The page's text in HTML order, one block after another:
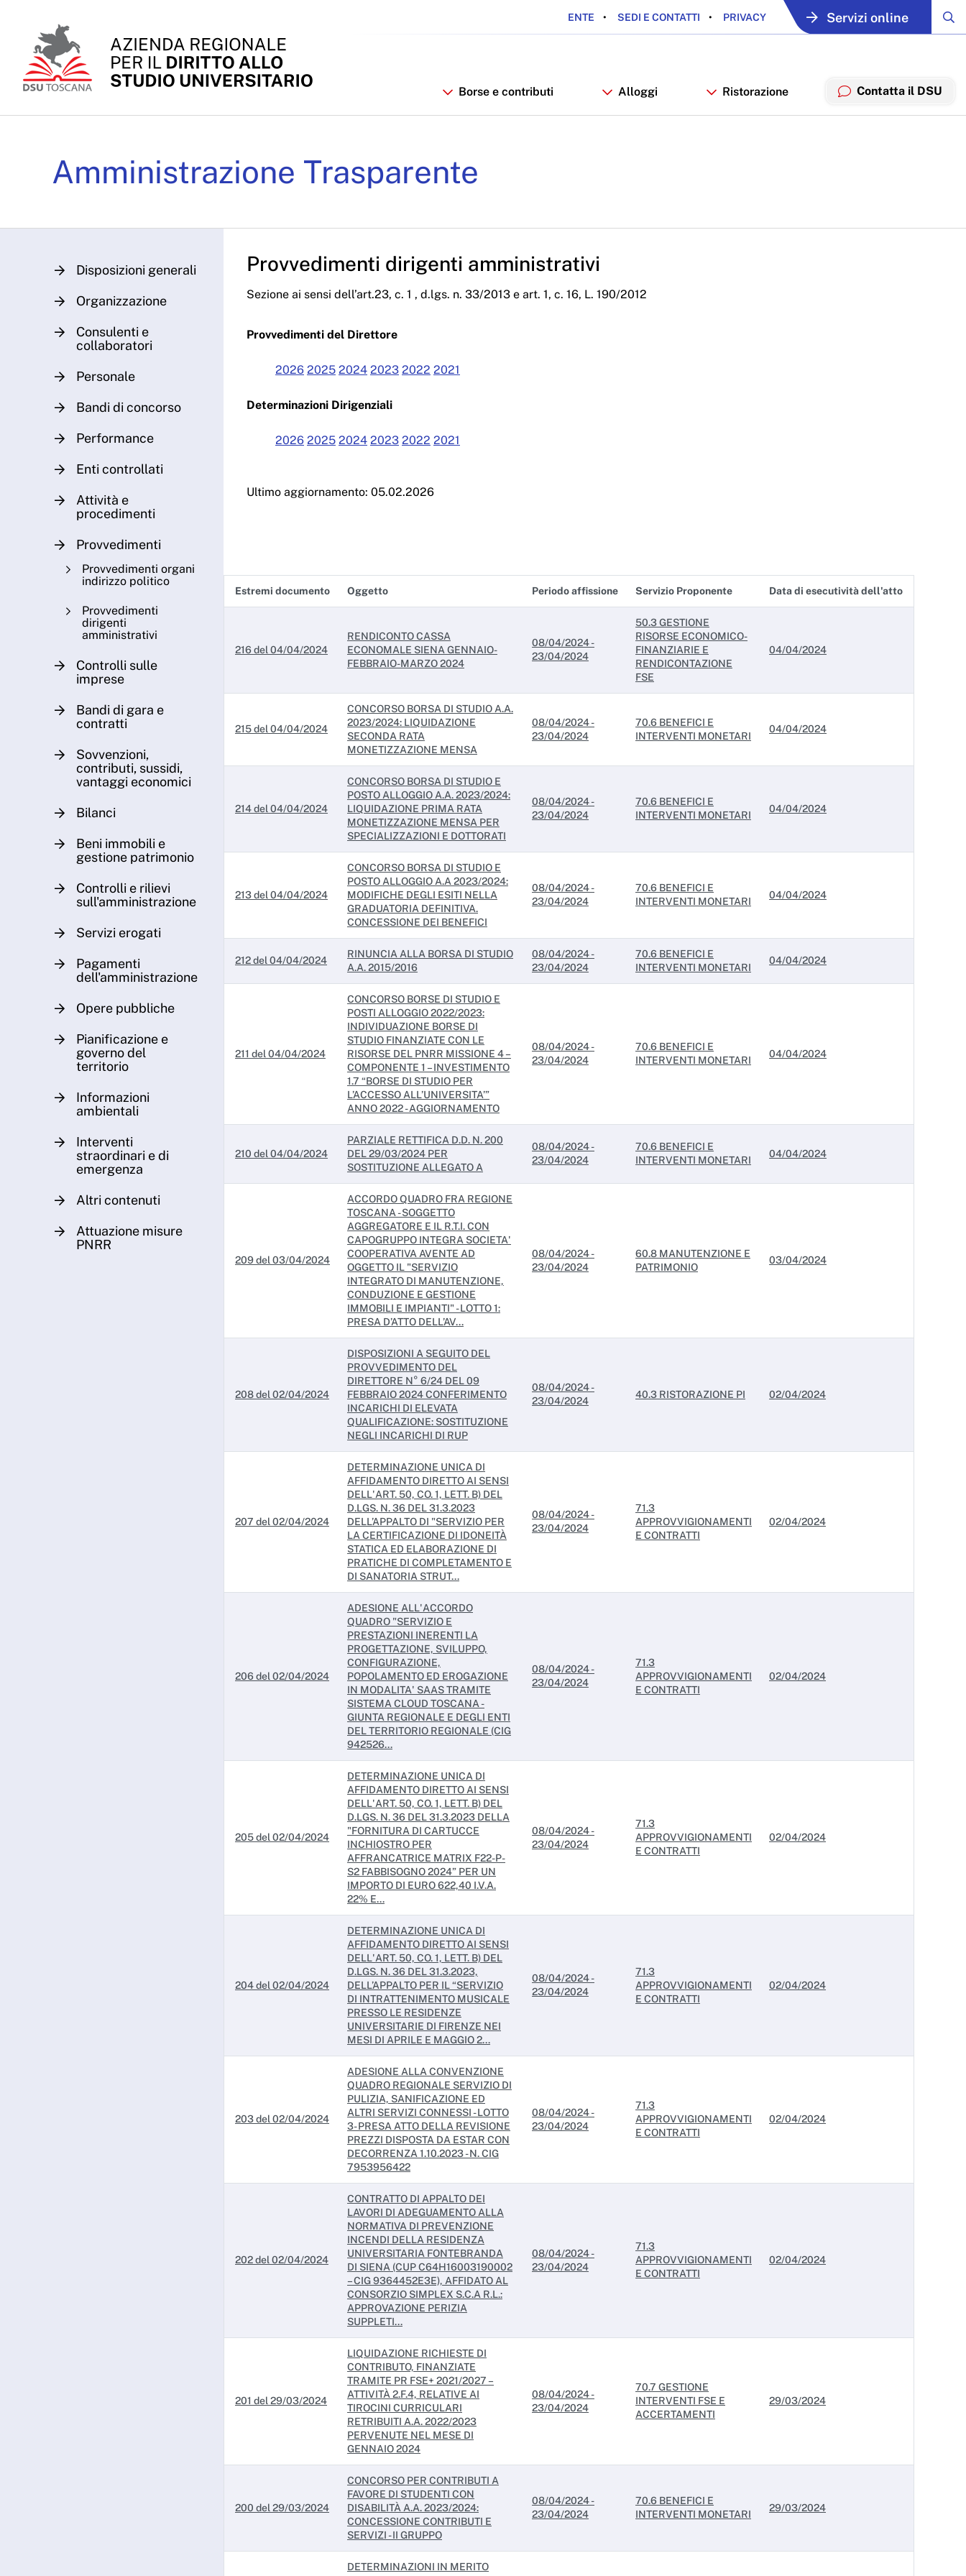
ENTE SEDI E CONTATTI PRIVACY Servizi online
Borse e contributi Alloggi Ristorazione Contatta il DSU
Amministrazione Trasparente
Disposizioni generali
Organizzazione
Consulenti e
collaboratori
Personale
Bandi di concorso
Performance
Enti controllati
Attività e
procedimenti
Provvedimenti
Provvedimenti organi
indirizzo politico
Provvedimenti
dirigenti
amministrativi
Controlli sulle
imprese
Bandi di gara e
contratti
Sovvenzioni,
contributi, sussidi,
vantaggi economici
Bilanci
Beni immobili e
gestione patrimonio
Controlli e rilievi
sull'amministrazione
Servizi erogati
Pagamenti
dell'amministrazione
Opere pubbliche
Pianificazione e
governo del
territorio
Informazioni
ambientali
Interventi
straordinari e di
emergenza
Altri contenuti
Attuazione misure
PNRR
Provvedimenti dirigenti amministrativi
Sezione ai sensi dell’art.23, c. 1 , d.lgs. n. 33/2013 e art. 1, c. 16, L. 190/2012
Provvedimenti del Direttore
2026 2025 2024 2023 2022 2021
Determinazioni Dirigenziali
2026 2025 2024 2023 2022 2021
Ultimo aggiornamento: 05.02.2026
Estremi documento Oggetto Periodo affissione Servizio Proponente Data di esecutività dell'atto
216 del 04/04/2024
RENDICONTO CASSA
ECONOMALE SIENA GENNAIO-
FEBBRAIO-MARZO 2024
08/04/2024 -
23/04/2024
50.3 GESTIONE
RISORSE ECONOMICO-
FINANZIARIE E
RENDICONTAZIONE
FSE
04/04/2024
215 del 04/04/2024
CONCORSO BORSA DI STUDIO A.A.
2023/2024: LIQUIDAZIONE
SECONDA RATA
MONETIZZAZIONE MENSA
08/04/2024 -
23/04/2024
70.6 BENEFICI E
INTERVENTI MONETARI
04/04/2024
214 del 04/04/2024
CONCORSO BORSA DI STUDIO E
POSTO ALLOGGIO A.A. 2023/2024:
LIQUIDAZIONE PRIMA RATA
MONETIZZAZIONE MENSA PER
SPECIALIZZAZIONI E DOTTORATI
08/04/2024 -
23/04/2024
70.6 BENEFICI E
INTERVENTI MONETARI
04/04/2024
213 del 04/04/2024
CONCORSO BORSA DI STUDIO E
POSTO ALLOGGIO A.A 2023/2024:
MODIFICHE DEGLI ESITI NELLA
GRADUATORIA DEFINITIVA.
CONCESSIONE DEI BENEFICI
08/04/2024 -
23/04/2024
70.6 BENEFICI E
INTERVENTI MONETARI
04/04/2024
212 del 04/04/2024
RINUNCIA ALLA BORSA DI STUDIO
A.A. 2015/2016
08/04/2024 -
23/04/2024
70.6 BENEFICI E
INTERVENTI MONETARI
04/04/2024
211 del 04/04/2024
CONCORSO BORSE DI STUDIO E
POSTI ALLOGGIO 2022/2023:
INDIVIDUAZIONE BORSE DI
STUDIO FINANZIATE CON LE
RISORSE DEL PNRR MISSIONE 4 –
COMPONENTE 1 – INVESTIMENTO
1.7 “BORSE DI STUDIO PER
L’ACCESSO ALL’UNIVERSITA’”
ANNO 2022 - AGGIORNAMENTO
08/04/2024 -
23/04/2024
70.6 BENEFICI E
INTERVENTI MONETARI
04/04/2024
210 del 04/04/2024
PARZIALE RETTIFICA D.D. N. 200
DEL 29/03/2024 PER
SOSTITUZIONE ALLEGATO A
08/04/2024 -
23/04/2024
70.6 BENEFICI E
INTERVENTI MONETARI
04/04/2024
209 del 03/04/2024
ACCORDO QUADRO FRA REGIONE
TOSCANA - SOGGETTO
AGGREGATORE E IL R.T.I. CON
CAPOGRUPPO INTEGRA SOCIETA'
COOPERATIVA AVENTE AD
OGGETTO IL "SERVIZIO
INTEGRATO DI MANUTENZIONE,
CONDUZIONE E GESTIONE
IMMOBILI E IMPIANTI" - LOTTO 1:
PRESA D’ATTO DELL’AV...
08/04/2024 -
23/04/2024
60.8 MANUTENZIONE E
PATRIMONIO
03/04/2024
208 del 02/04/2024
DISPOSIZIONI A SEGUITO DEL
PROVVEDIMENTO DEL
DIRETTORE N° 6/24 DEL 09
FEBBRAIO 2024 CONFERIMENTO
INCARICHI DI ELEVATA
QUALIFICAZIONE: SOSTITUZIONE
NEGLI INCARICHI DI RUP
08/04/2024 -
23/04/2024
40.3 RISTORAZIONE PI 02/04/2024
207 del 02/04/2024
DETERMINAZIONE UNICA DI
AFFIDAMENTO DIRETTO AI SENSI
DELL'ART. 50, CO. 1, LETT. B) DEL
D.LGS. N. 36 DEL 31.3.2023
DELL’APPALTO DI "SERVIZIO PER
LA CERTIFICAZIONE DI IDONEITÀ
STATICA ED ELABORAZIONE DI
PRATICHE DI COMPLETAMENTO E
DI SANATORIA STRUT...
08/04/2024 -
23/04/2024
71.3
APPROVVIGIONAMENTI
E CONTRATTI
02/04/2024
206 del 02/04/2024
ADESIONE ALL'ACCORDO
QUADRO "SERVIZIO E
PRESTAZIONI INERENTI LA
PROGETTAZIONE, SVILUPPO,
CONFIGURAZIONE,
POPOLAMENTO ED EROGAZIONE
IN MODALITA' SAAS TRAMITE
SISTEMA CLOUD TOSCANA -
GIUNTA REGIONALE E DEGLI ENTI
DEL TERRITORIO REGIONALE (CIG
942526...
08/04/2024 -
23/04/2024
71.3
APPROVVIGIONAMENTI
E CONTRATTI
02/04/2024
205 del 02/04/2024
DETERMINAZIONE UNICA DI
AFFIDAMENTO DIRETTO AI SENSI
DELL'ART. 50, CO. 1, LETT. B) DEL
D.LGS. N. 36 DEL 31.3.2023 DELLA
"FORNITURA DI CARTUCCE
INCHIOSTRO PER
AFFRANCATRICE MATRIX F22-P-
S2 FABBISOGNO 2024” PER UN
IMPORTO DI EURO 622,40 I.V.A.
22% E...
08/04/2024 -
23/04/2024
71.3
APPROVVIGIONAMENTI
E CONTRATTI
02/04/2024
204 del 02/04/2024
DETERMINAZIONE UNICA DI
AFFIDAMENTO DIRETTO AI SENSI
DELL'ART. 50, CO. 1, LETT. B) DEL
D.LGS. N. 36 DEL 31.3.2023,
DELL’APPALTO PER IL “SERVIZIO
DI INTRATTENIMENTO MUSICALE
PRESSO LE RESIDENZE
UNIVERSITARIE DI FIRENZE NEI
MESI DI APRILE E MAGGIO 2...
08/04/2024 -
23/04/2024
71.3
APPROVVIGIONAMENTI
E CONTRATTI
02/04/2024
203 del 02/04/2024
ADESIONE ALLA CONVENZIONE
QUADRO REGIONALE SERVIZIO DI
PULIZIA, SANIFICAZIONE ED
ALTRI SERVIZI CONNESSI - LOTTO
3- PRESA ATTO DELLA REVISIONE
PREZZI DISPOSTA DA ESTAR CON
DECORRENZA 1.10.2023 - N. CIG
7953956422
08/04/2024 -
23/04/2024
71.3
APPROVVIGIONAMENTI
E CONTRATTI
02/04/2024
202 del 02/04/2024
CONTRATTO DI APPALTO DEI
LAVORI DI ADEGUAMENTO ALLA
NORMATIVA DI PREVENZIONE
INCENDI DELLA RESIDENZA
UNIVERSITARIA FONTEBRANDA
DI SIENA (CUP C64H16003190002
– CIG 9364452E3E), AFFIDATO AL
CONSORZIO SIMPLEX S.C.A R.L.:
APPROVAZIONE PERIZIA
SUPPLETI...
08/04/2024 -
23/04/2024
71.3
APPROVVIGIONAMENTI
E CONTRATTI
02/04/2024
201 del 29/03/2024
LIQUIDAZIONE RICHIESTE DI
CONTRIBUTO, FINANZIATE
TRAMITE PR FSE+ 2021/2027 –
ATTIVITÀ 2.F.4, RELATIVE AI
TIROCINI CURRICULARI
RETRIBUITI A.A. 2022/2023
PERVENUTE NEL MESE DI
GENNAIO 2024
08/04/2024 -
23/04/2024
70.7 GESTIONE
INTERVENTI FSE E
ACCERTAMENTI
29/03/2024
200 del 29/03/2024
CONCORSO PER CONTRIBUTI A
FAVORE DI STUDENTI CON
DISABILITÀ A.A. 2023/2024:
CONCESSIONE CONTRIBUTI E
SERVIZI - II GRUPPO
08/04/2024 -
23/04/2024
70.6 BENEFICI E
INTERVENTI MONETARI
29/03/2024
DETERMINAZIONI IN MERITO